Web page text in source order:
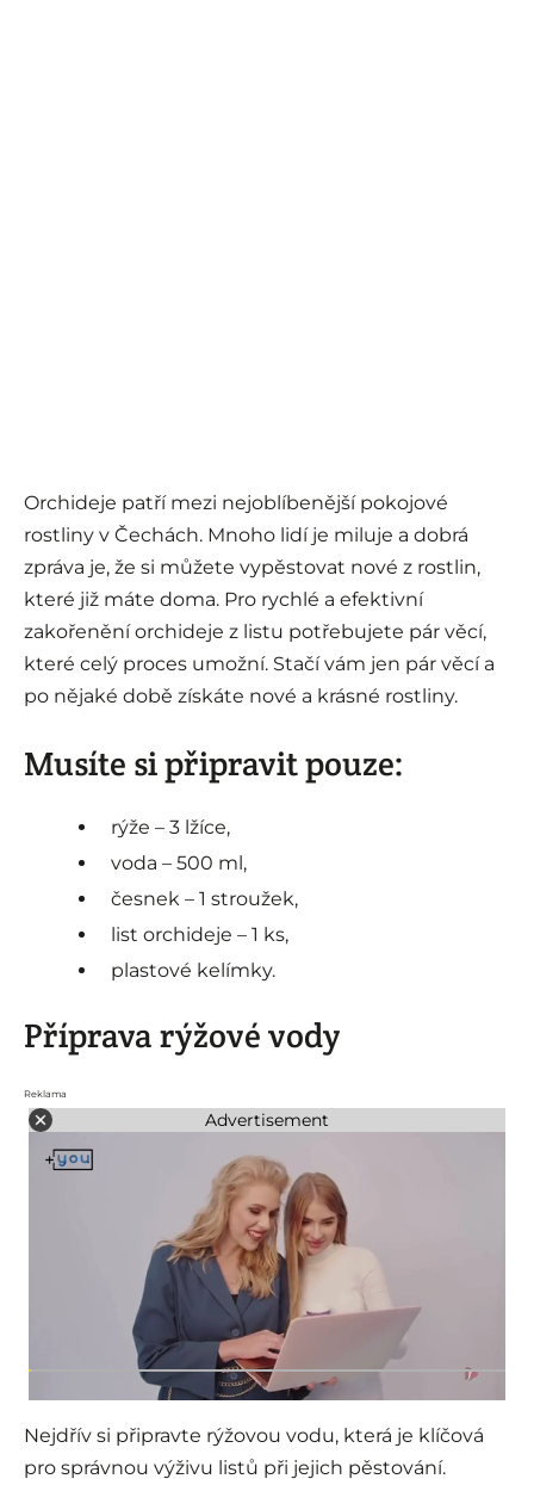
Orchideje patří mezi nejoblíbenější pokojové
rostliny v Čechách. Mnoho lidí je miluje a dobrá
zpráva je, že si můžete vypěstovat nové z rostlin,
které již máte doma. Pro rychlé a efektivní
zakořenění orchideje z listu potřebujete pár věcí,
které celý proces umožní. Stačí vám jen pár věcí a
po nějaké době získáte nové a krásné rostliny.
Musíte si připravit pouze:
rýže – 3 lžíce,
voda – 500 ml,
česnek – 1 stroužek,
list orchideje – 1 ks,
plastové kelímky.
Příprava rýžové vody
Reklama
Advertisement
Nejdřív si připravte rýžovou vodu, která je klíčová
pro správnou výživu listů při jejich pěstování.